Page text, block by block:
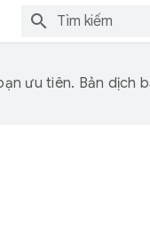
ưu tiên. Bản dịch